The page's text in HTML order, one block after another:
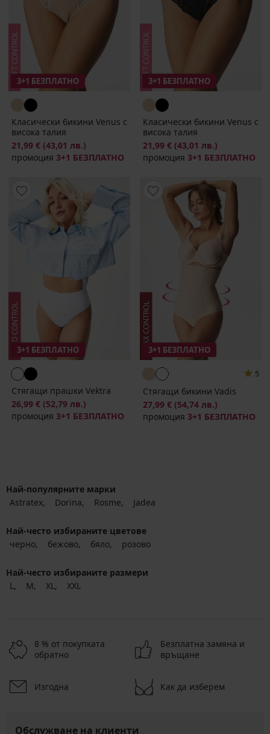
3+1 БЕЗПЛАТНО
Класически бикини Venus с
висока талия
21,99 € (43,01 лв.)
промоция 3+1 БЕЗПЛАТНО
3+1 БЕЗПЛАТНО
Класически бикини Venus с
висока талия
21,99 € (43,01 лв.)
промоция 3+1 БЕЗПЛАТНО
3+1 БЕЗПЛАТНО
Стягащи прашки Vektra
26,99 € (52,79 лв.)
промоция 3+1 БЕЗПЛАТНО
3+1 БЕЗПЛАТНО
5
Стягащи бикини Vadis
27,99 € (54,74 лв.)
промоция 3+1 БЕЗПЛАТНО
Най-популярните марки
Astratex
Dorina Rosme Jadea
Най-често избираните цветове
черно
бежово бяло розово
Най-често избираните размери
L
M XL XXL
8 % от покупката
обратно
Безплатна замяна и
връщане
Изгодна Как да изберем
Обслужване на клиенти